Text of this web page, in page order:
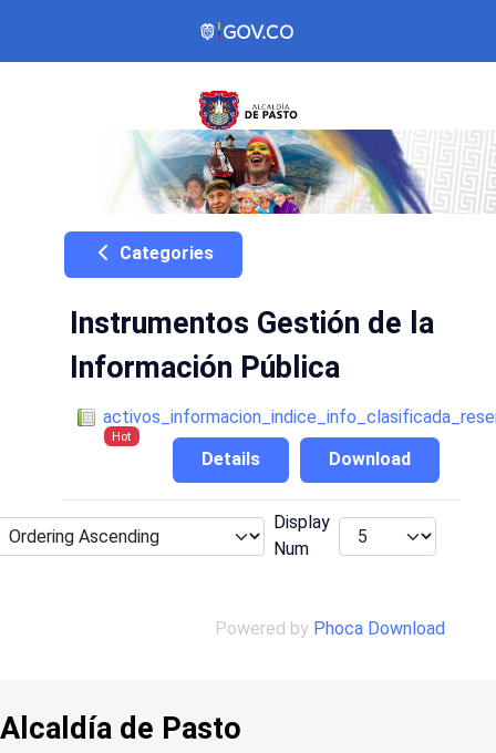
Categories
Instrumentos Gestión de la
Información Pública
Hot
Download
Details
Display
Num
Powered by Phoca Download
Alcaldía de Pasto